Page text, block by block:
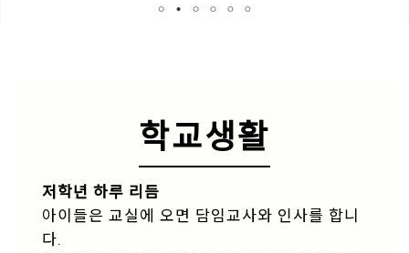
학교생활
저학년 하루 리듬
아이들은 교실에 오면 담임교사와 인사를 합니
다.